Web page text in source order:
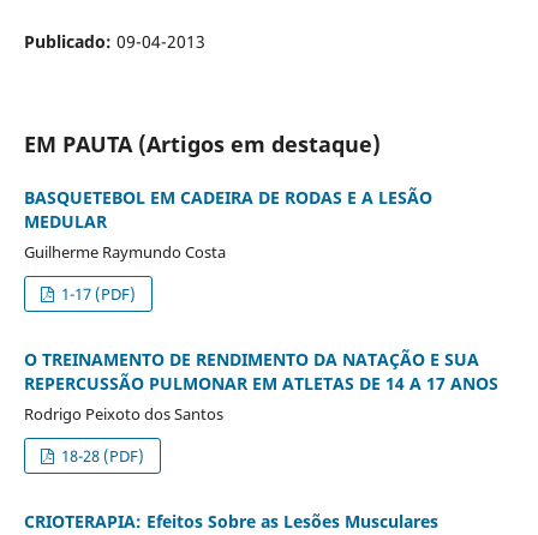
Publicado: 09-04-2013
EM PAUTA (Artigos em destaque)
BASQUETEBOL EM CADEIRA DE RODAS E A LESÃO
MEDULAR
Guilherme Raymundo Costa
1-17 (PDF)
O TREINAMENTO DE RENDIMENTO DA NATAÇÃO E SUA
REPERCUSSÃO PULMONAR EM ATLETAS DE 14 A 17 ANOS
Rodrigo Peixoto dos Santos
18-28 (PDF)
CRIOTERAPIA: Efeitos Sobre as Lesões Musculares